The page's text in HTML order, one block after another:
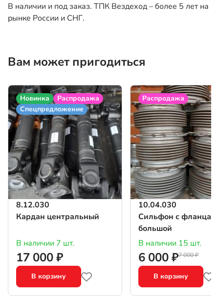
В наличии и под заказ. ТПК Вездеход – более 5 лет на
рынке России и СНГ.
Вам может пригодиться
Новинка
Распродажа
Спецпредложение
8.12.030
Кардан центральный
В наличии 7 шт.
17 000 ₽
В корзину
Распродажа
10.04.030
Сильфон с
большой
В наличии 15 шт.
7 000 ₽
6 000 ₽
В корзину